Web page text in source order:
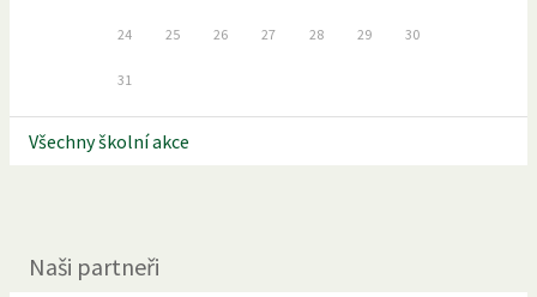
24 25 26 27 28 29 30
31
Všechny školní akce
Naši partneři